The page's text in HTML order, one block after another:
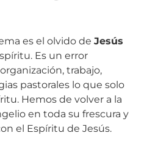
es el olvido de Jesús
Es un error
trabajo,
pastorales lo que solo
Hemos de volver a la
en toda su frescura y
el Espíritu de Jesús.